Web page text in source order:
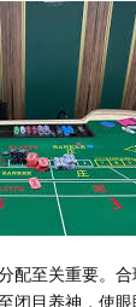
配至关重要。
闭目养神，使